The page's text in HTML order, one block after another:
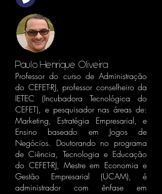
Paulo Henrique Oliveira
Professor do curso de Administração
do CEFET-RJ, professor conselheiro da
IETEC (Incubadora Tecnológica do
CEFET), e pesquisador nas áreas de:
Marketing, Estratégia Empresarial, e
Ensino baseado em Jogos de
Negócios. Doutorando no programa
de Ciência, Tecnologia e Educação
do CEFET-RJ, Mestre em Economia e
Gestão Empresarial (UCAM), é
administrador com ênfase em